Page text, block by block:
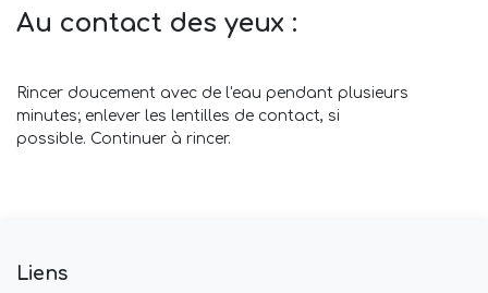
Au contact des yeux :
Rincer doucement avec de l'eau pendant plusieurs
minutes; enlever les lentilles de contact, si
possible. Continuer à rincer.
Liens